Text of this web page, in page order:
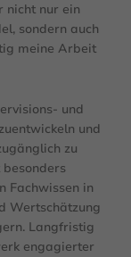
nicht nur ein
sondern auch
meine Arbeit
und
und
zu
Fachwissen in
Wertschätzung
Langfristig
engagierter